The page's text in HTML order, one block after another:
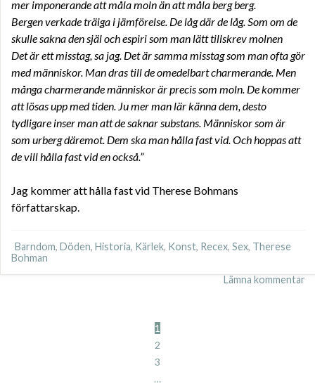
mer imponerande att måla moln än att måla berg berg.
Bergen verkade träiga i jämförelse. De låg där de låg. Som om de
skulle sakna den själ och espiri som man lätt tillskrev molnen
Det är ett misstag, sa jag. Det är samma misstag som man ofta gör
med människor. Man dras till de omedelbart charmerande. Men
många charmerande människor är precis som moln. De kommer
att lösas upp med tiden. Ju mer man lär känna dem, desto
tydligare inser man att de saknar substans. Människor som är
som urberg däremot. Dem ska man hålla fast vid. Och hoppas att
de vill hålla fast vid en också.”
Jag kommer att hålla fast vid Therese Bohmans
författarskap.
Barndom, Döden, Historia, Kärlek, Konst, Recex, Sex, Therese
Bohman
Lämna kommentar
1
2
3
…